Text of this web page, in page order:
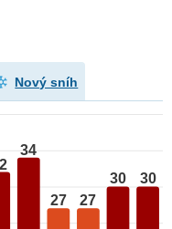
Nový sníh
34
27 27
30 30